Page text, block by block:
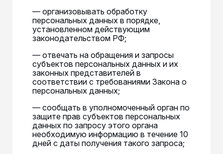
— организовывать обработку
персональных данных в порядке,
установленном действующим
законодательством РФ;
— отвечать на обращения и запросы
субъектов персональных данных и их
законных представителей в
соответствии с требованиями Закона о
персональных данных;
— сообщать в уполномоченный орган по
защите прав субъектов персональных
данных по запросу этого органа
необходимую информацию в течение 10
дней с даты получения такого запроса;